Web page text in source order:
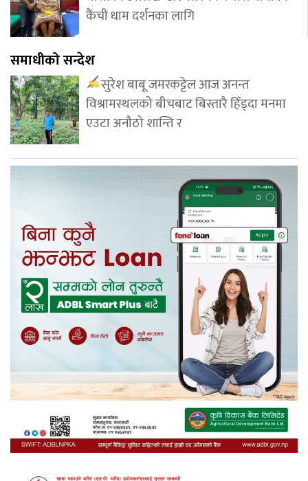
कैंची धाम दर्शनका लागि
समाधीको सन्देश
सुरेश बाबू जमरकट्टेल आज अनन्त
विश्रामस्थलको बीचबाट बिस्तारै हिँड्दा मनमा
एउटा अनौठो शान्ति र